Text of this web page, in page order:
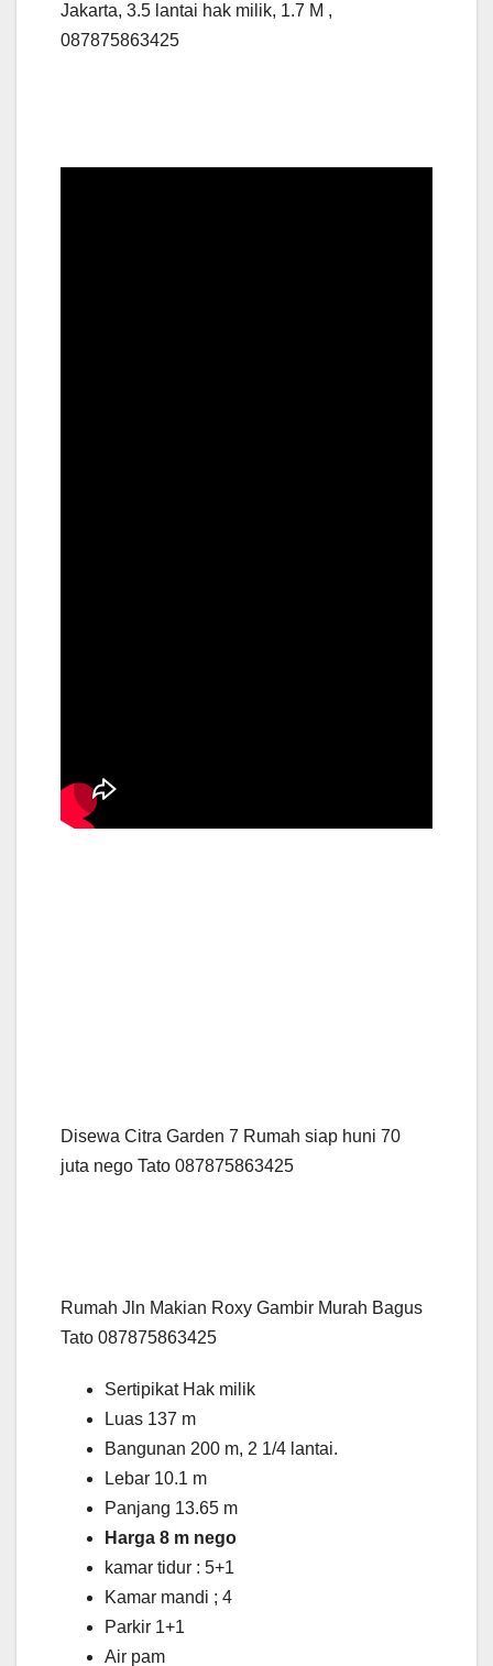
Jakarta, 3.5 lantai hak milik, 1.7 M ,
087875863425
Disewa Citra Garden 7 Rumah siap huni 70
juta nego Tato 087875863425
Rumah Jln Makian Roxy Gambir Murah Bagus
Tato 087875863425
Sertipikat Hak milik
Luas 137 m
Bangunan 200 m, 2 1/4 lantai.
Lebar 10.1 m
Panjang 13.65 m
Harga 8 m nego
kamar tidur : 5+1
Kamar mandi ; 4
Parkir 1+1
Air pam